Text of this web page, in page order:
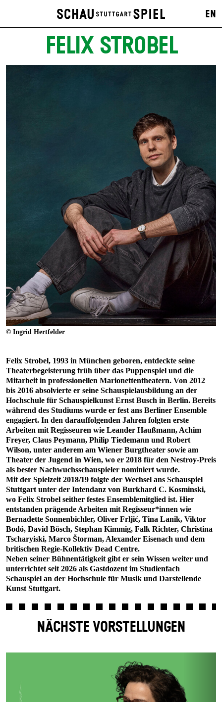
EN
FELIX STROBEL
© Ingrid Hertfelder
Felix Strobel, 1993 in München geboren, entdeckte seine
Theaterbegeisterung früh über das Puppenspiel und die
Mitarbeit in professionellen Marionettentheatern. Von 2012
bis 2016 absolvierte er seine Schauspielausbildung an der
Hochschule für Schauspielkunst Ernst Busch in Berlin. Bereits
während des Studiums wurde er fest ans Berliner Ensemble
engagiert. In den darauffolgenden Jahren folgten erste
Arbeiten mit Regisseuren wie Leander Haußmann, Achim
Freyer, Claus Peymann, Philip Tiedemann und Robert
Wilson, unter anderem am Wiener Burgtheater sowie am
Theater der Jugend in Wien, wo er 2018 für den Nestroy-Preis
als bester Nachwuchsschauspieler nominiert wurde.
Mit der Spielzeit 2018/19 folgte der Wechsel ans Schauspiel
Stuttgart unter der Intendanz von Burkhard C. Kosminski,
wo Felix Strobel seither festes Ensemblemitglied ist. Hier
entstanden prägende Arbeiten mit Regisseur*innen wie
Bernadette Sonnenbichler, Oliver Frljić, Tina Lanik, Viktor
Bodó, David Bösch, Stephan Kimmig, Falk Richter, Christina
Tscharyiski, Marco Štorman, Alexander Eisenach und dem
britischen Regie-Kollektiv Dead Centre.
Neben seiner Bühnentätigkeit gibt er sein Wissen weiter und
unterrichtet seit 2026 als Gastdozent im Studienfach
Schauspiel an der Hochschule für Musik und Darstellende
Kunst Stuttgart.
NÄCHSTE VORSTELLUNGEN